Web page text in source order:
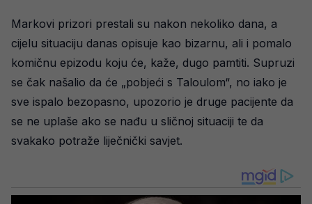
Markovi prizori prestali su nakon nekoliko dana, a
cijelu situaciju danas opisuje kao bizarnu, ali i pomalo
komičnu epizodu koju će, kaže, dugo pamtiti. Supruzi
se čak našalio da će „pobjeći s Taloulom“, no iako je
sve ispalo bezopasno, upozorio je druge pacijente da
se ne uplaše ako se nađu u sličnoj situaciji te da
svakako potraže liječnički savjet.